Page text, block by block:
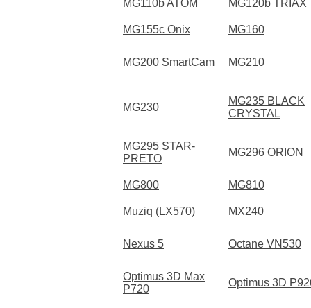
MG110b ATOM MG120b TRIAX
MG155c Onix MG160
MG200 SmartCam MG210
MG230
MG235 BLACK
CRYSTAL
MG295 STAR-
PRETO
MG296 ORION
MG800 MG810
Muziq (LX570) MX240
Nexus 5 Octane VN530
Optimus 3D Max
P720
Optimus 3D